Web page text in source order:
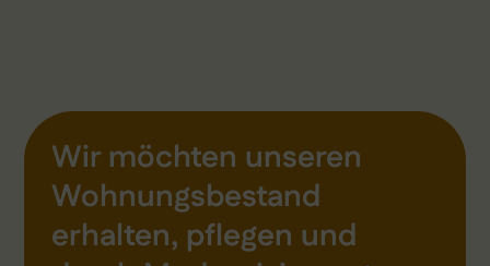
Wir möchten unseren
Wohnungs­bestand
erhalten, pflegen und